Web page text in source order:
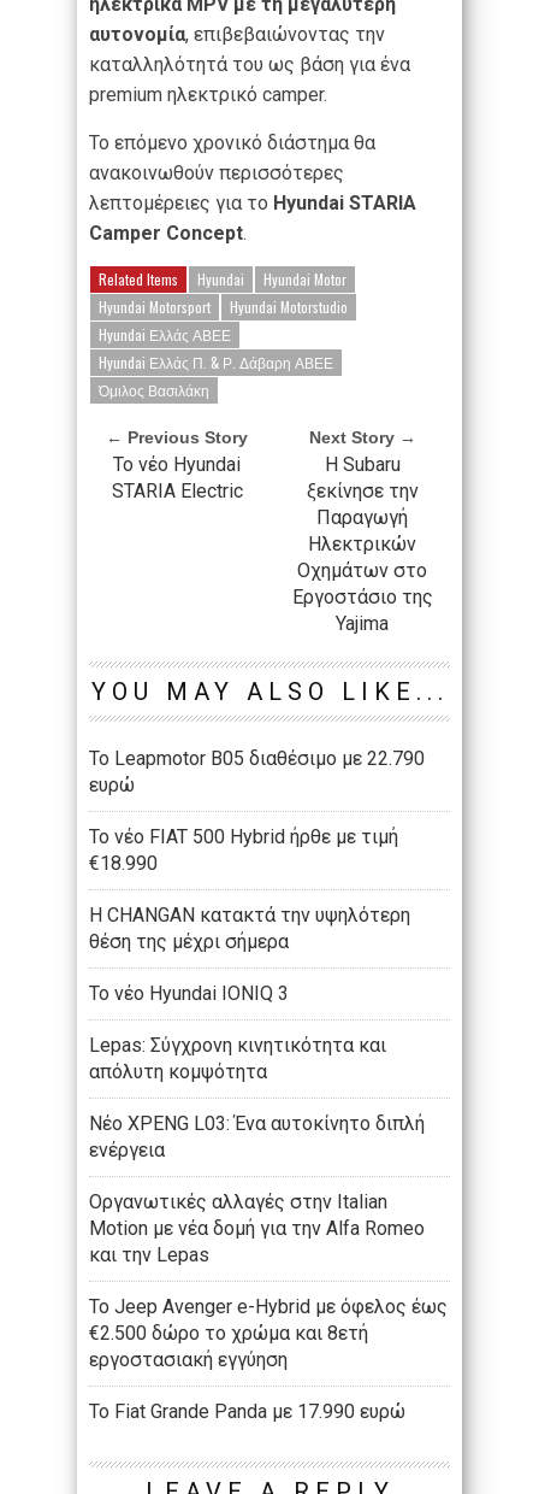
αυτονομία, επιβεβαιώνοντας την
καταλληλότητά του ως βάση για ένα
premium ηλεκτρικό camper.
Το επόμενο χρονικό διάστημα θα
ανακοινωθούν περισσότερες
λεπτομέρειες για το Hyundai STARIA
Camper Concept.
Related Items Hyundai
Hyundai Motor
Hyundai Motorsport
Hyundai Motorstudio
Hyundai Ελλάς ΑΒΕΕ
Hyundai Ελλάς Π. & Ρ. Δάβαρη ΑΒΕΕ
Όμιλος Βασιλάκη
← Previous Story
Το νέο Hyundai
STARIA Electric
Next Story →
Η Subaru
ξεκίνησε την
Παραγωγή
Ηλεκτρικών
Οχημάτων στο
Εργοστάσιο της
Yajima
YOU MAY ALSO LIKE...
Το Leapmotor B05 διαθέσιμο με 22.790
ευρώ
To νέο FIAT 500 Hybrid ήρθε με τιμή
€18.990
Η CHANGAN κατακτά την υψηλότερη
θέση της μέχρι σήμερα
Το νέο Hyundai IONIQ 3
Lepas: Σύγχρονη κινητικότητα και
απόλυτη κομψότητα
Νέο XPENG L03: Ένα αυτοκίνητο διπλή
ενέργεια
Οργανωτικές αλλαγές στην Italian
Motion με νέα δομή για την Alfa Romeo
και την Lepas
Το Jeep Avenger e-Hybrid με όφελος έως
€2.500 δώρο το χρώμα και 8ετή
εργοστασιακή εγγύηση
Το Fiat Grande Panda με 17.990 ευρώ